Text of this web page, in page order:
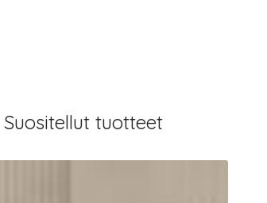
Suositellut tuotteet